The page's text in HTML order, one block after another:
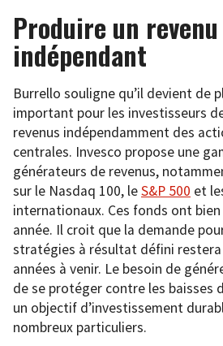
Produire un revenu
indépendant
Burrello souligne qu’il devient de
important pour les investisseurs
revenus indépendamment des
centrales. Invesco propose une
générateurs de revenus,
sur le Nasdaq 100, leS&P 500 et
internationaux. Ces fonds ont
année. Il croit que la demande
stratégies à résultat défini
années à venir. Le besoin de
de se protéger contre les baisses
un objectif d’investissement
nombreux particuliers.